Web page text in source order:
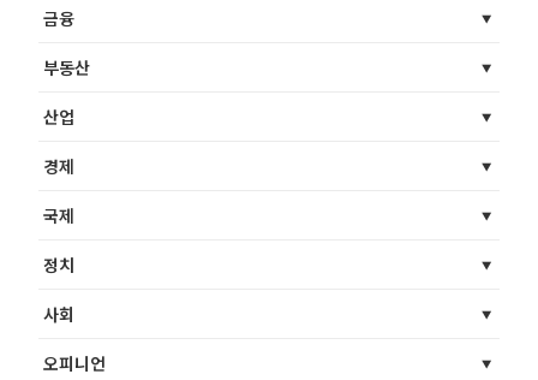
금융
부동산
산업
경제
국제
정치
사회
오피니언